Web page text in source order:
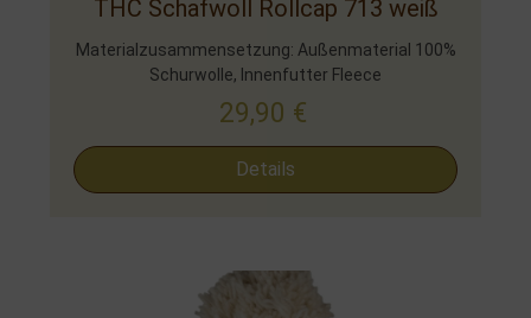
THC Schafwoll Rollcap 713 weiß
Materialzusammensetzung: Außenmaterial 100%
Schurwolle, Innenfutter Fleece
29,90 €
Details